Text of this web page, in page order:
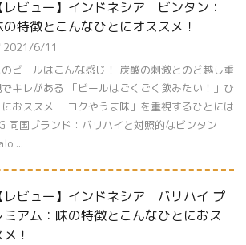
レビュー】インドネシア ビンタン：
の特徴とこんなひとにオススメ！
2021/6/11
のビールはこんな感じ！ 炭酸の刺激とのど越し重
キレがある 「ビールはごくごく飲みたい！」ひ
におススメ 「コクやうま味」を重視するひとには
同国ブランド：バリハイと対照的なビンタン
...
レビュー】インドネシア バリハイ プ
ミアム：味の特徴とこんなひとにおス
メ！